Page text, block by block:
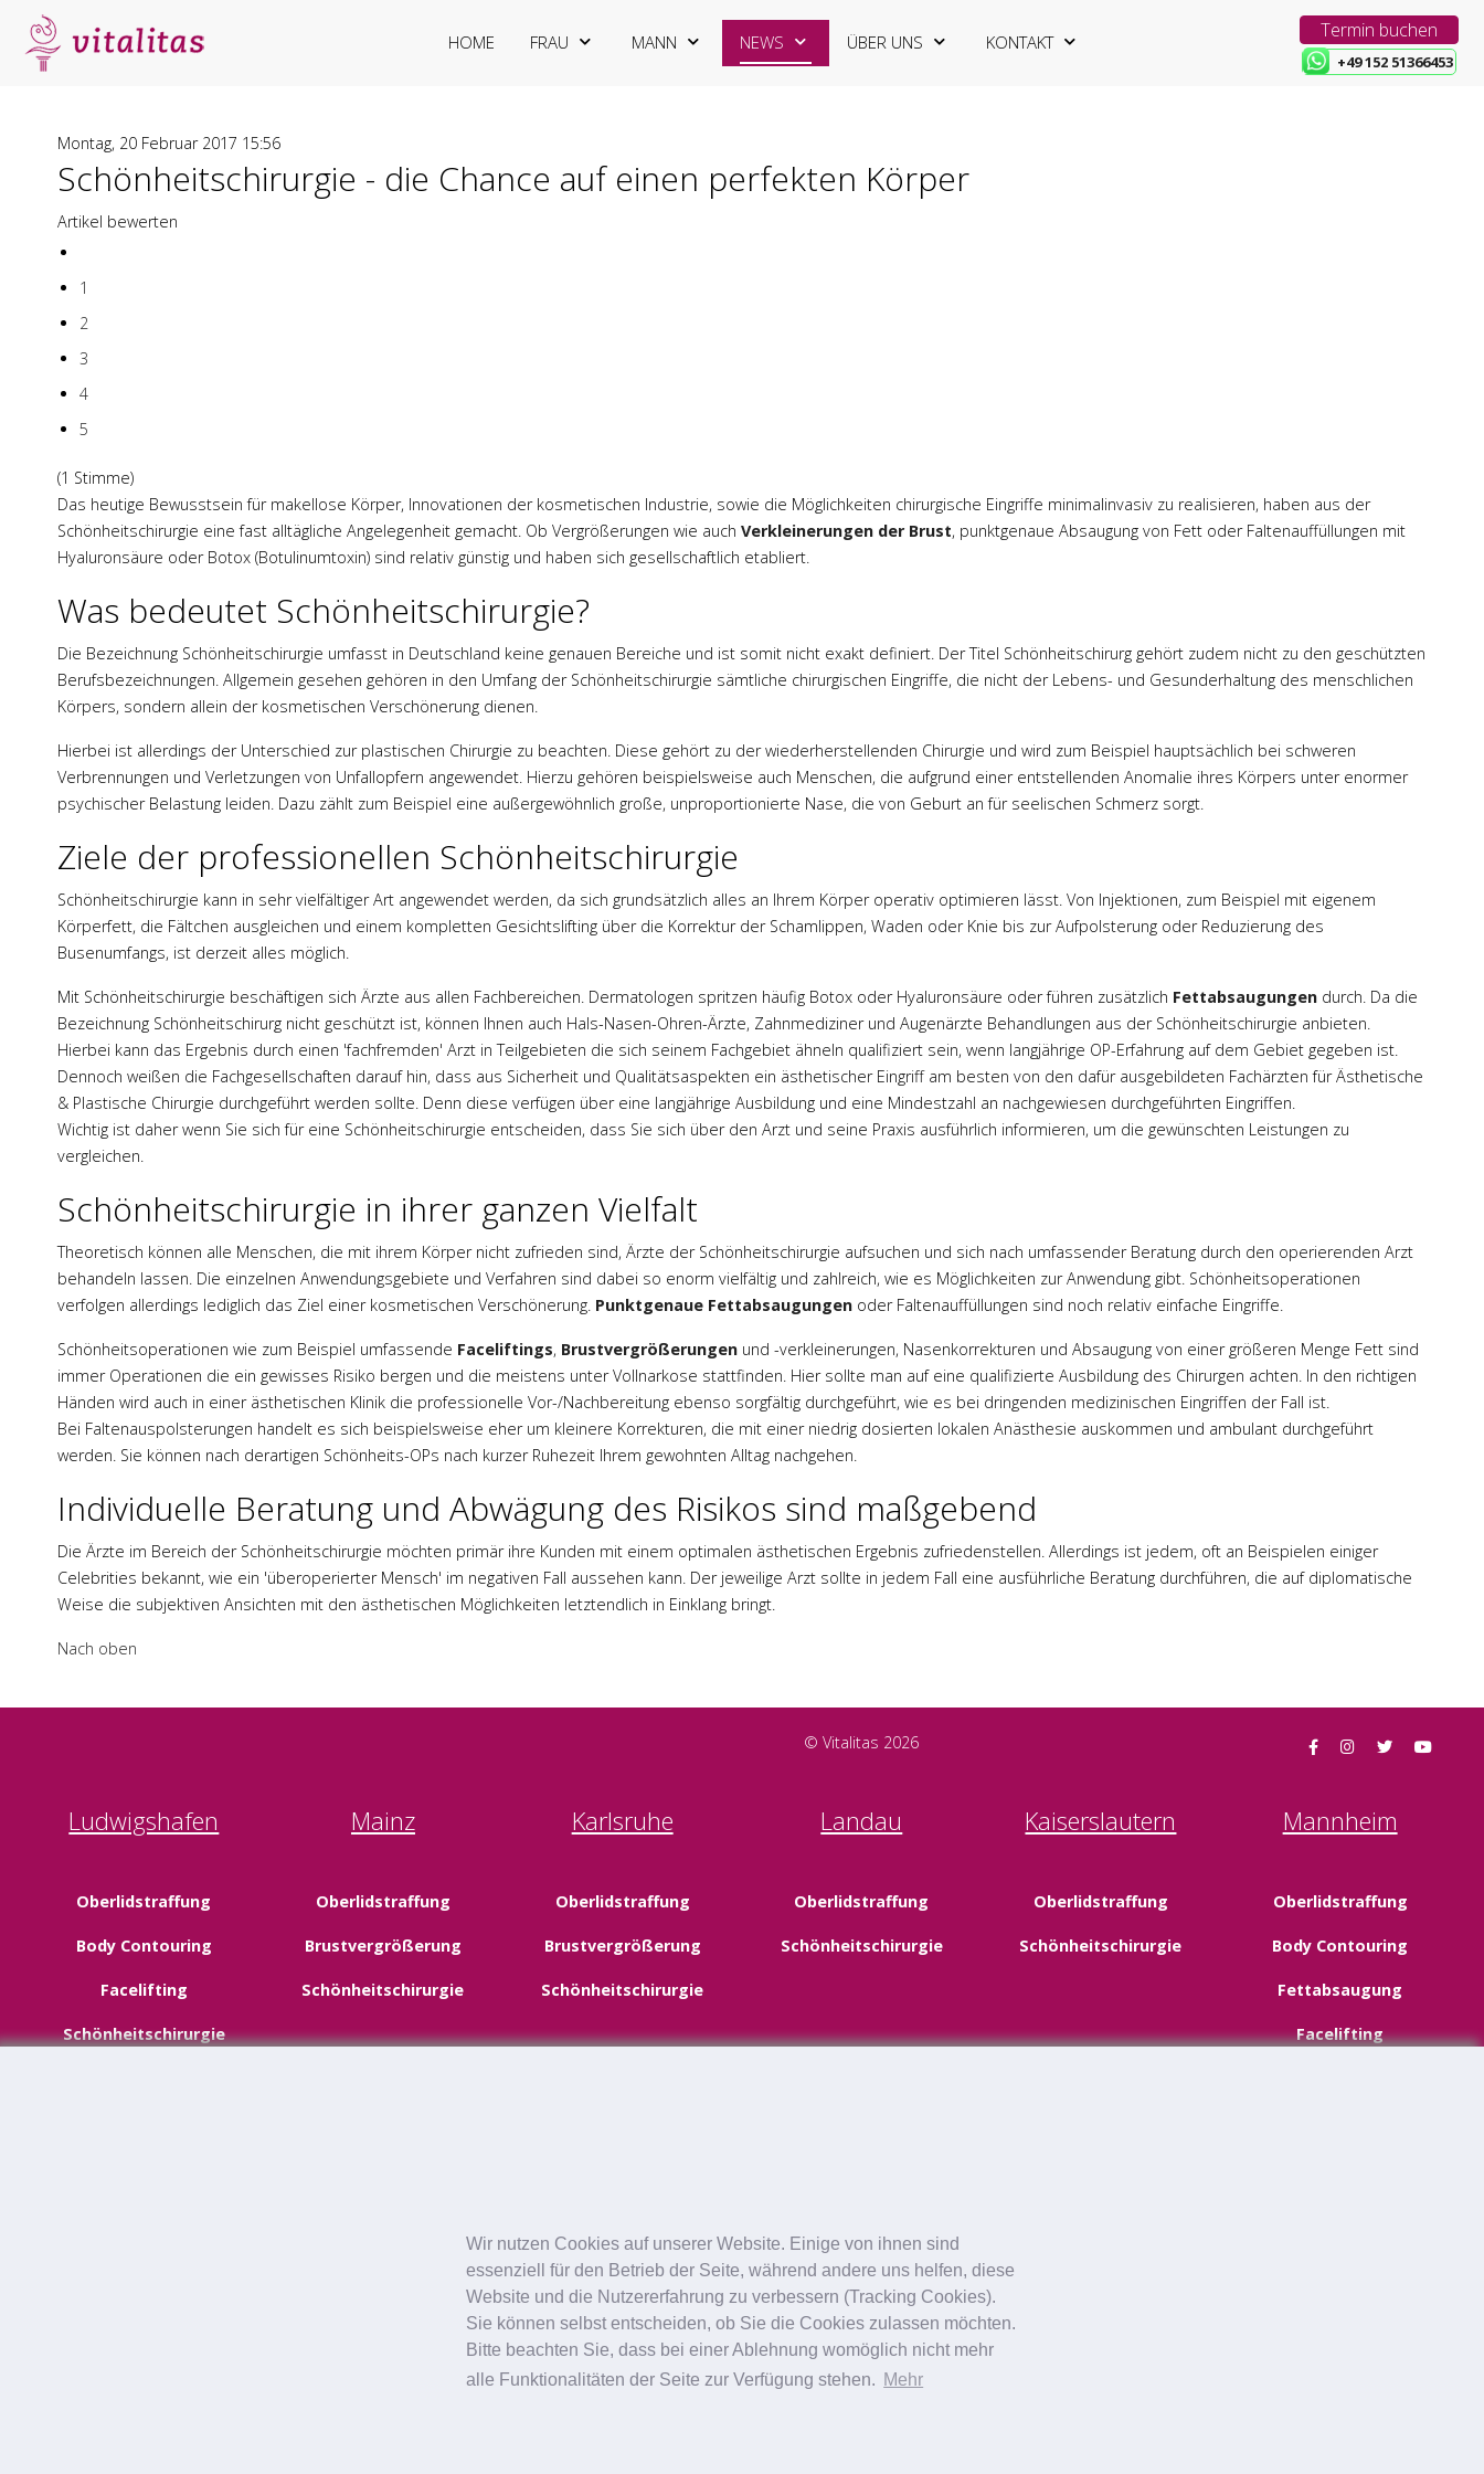
Wir nutzen Cookies auf unserer Website. Einige von ihnen sind
essenziell für den Betrieb der Seite, während andere uns helfen, diese
Website und die Nutzererfahrung zu verbessern (Tracking Cookies).
Sie können selbst entscheiden, ob Sie die Cookies zulassen möchten.
Bitte beachten Sie, dass bei einer Ablehnung womöglich nicht mehr
alle Funktionalitäten der Seite zur Verfügung stehen. Mehr
HOME FRAU MANN NEWS ÜBER UNS KONTAKT
Termin buchen
+49 152 51366453
Montag, 20 Februar 2017 15:56
Schönheitschirurgie - die Chance auf einen perfekten Körper
Artikel bewerten
1
2
3
4
5
(1 Stimme)
Das heutige Bewusstsein für makellose Körper, Innovationen der kosmetischen Industrie, sowie die Möglichkeiten chirurgische Eingriffe minimalinvasiv zu realisieren, haben aus der
Schönheitschirurgie eine fast alltägliche Angelegenheit gemacht. Ob Vergrößerungen wie auch Verkleinerungen der Brust, punktgenaue Absaugung von Fett oder Faltenauffüllungen mit
Hyaluronsäure oder Botox (Botulinumtoxin) sind relativ günstig und haben sich gesellschaftlich etabliert.
Was bedeutet Schönheitschirurgie?
Die Bezeichnung Schönheitschirurgie umfasst in Deutschland keine genauen Bereiche und ist somit nicht exakt definiert. Der Titel Schönheitschirurg gehört zudem nicht zu den geschützten
Berufsbezeichnungen. Allgemein gesehen gehören in den Umfang der Schönheitschirurgie sämtliche chirurgischen Eingriffe, die nicht der Lebens- und Gesunderhaltung des menschlichen
Körpers, sondern allein der kosmetischen Verschönerung dienen.
Hierbei ist allerdings der Unterschied zur plastischen Chirurgie zu beachten. Diese gehört zu der wiederherstellenden Chirurgie und wird zum Beispiel hauptsächlich bei schweren
Verbrennungen und Verletzungen von Unfallopfern angewendet. Hierzu gehören beispielsweise auch Menschen, die aufgrund einer entstellenden Anomalie ihres Körpers unter enormer
psychischer Belastung leiden. Dazu zählt zum Beispiel eine außergewöhnlich große, unproportionierte Nase, die von Geburt an für seelischen Schmerz sorgt.
Ziele der professionellen Schönheitschirurgie
Schönheitschirurgie kann in sehr vielfältiger Art angewendet werden, da sich grundsätzlich alles an Ihrem Körper operativ optimieren lässt. Von Injektionen, zum Beispiel mit eigenem
Körperfett, die Fältchen ausgleichen und einem kompletten Gesichtslifting über die Korrektur der Schamlippen, Waden oder Knie bis zur Aufpolsterung oder Reduzierung des
Busenumfangs, ist derzeit alles möglich.
Mit Schönheitschirurgie beschäftigen sich Ärzte aus allen Fachbereichen. Dermatologen spritzen häufig Botox oder Hyaluronsäure oder führen zusätzlich Fettabsaugungen durch. Da die
Bezeichnung Schönheitschirurg nicht geschützt ist, können Ihnen auch Hals-Nasen-Ohren-Ärzte, Zahnmediziner und Augenärzte Behandlungen aus der Schönheitschirurgie anbieten.
Hierbei kann das Ergebnis durch einen 'fachfremden' Arzt in Teilgebieten die sich seinem Fachgebiet ähneln qualifiziert sein, wenn langjährige OP-Erfahrung auf dem Gebiet gegeben ist.
Dennoch weißen die Fachgesellschaften darauf hin, dass aus Sicherheit und Qualitätsaspekten ein ästhetischer Eingriff am besten von den dafür ausgebildeten Fachärzten für Ästhetische
& Plastische Chirurgie durchgeführt werden sollte. Denn diese verfügen über eine langjährige Ausbildung und eine Mindestzahl an nachgewiesen durchgeführten Eingriffen.
Wichtig ist daher wenn Sie sich für eine Schönheitschirurgie entscheiden, dass Sie sich über den Arzt und seine Praxis ausführlich informieren, um die gewünschten Leistungen zu
vergleichen.
Schönheitschirurgie in ihrer ganzen Vielfalt
Theoretisch können alle Menschen, die mit ihrem Körper nicht zufrieden sind, Ärzte der Schönheitschirurgie aufsuchen und sich nach umfassender Beratung durch den operierenden Arzt
behandeln lassen. Die einzelnen Anwendungsgebiete und Verfahren sind dabei so enorm vielfältig und zahlreich, wie es Möglichkeiten zur Anwendung gibt. Schönheitsoperationen
verfolgen allerdings lediglich das Ziel einer kosmetischen Verschönerung. Punktgenaue Fettabsaugungen oder Faltenauffüllungen sind noch relativ einfache Eingriffe.
Schönheitsoperationen wie zum Beispiel umfassende Faceliftings, Brustvergrößerungen und -verkleinerungen, Nasenkorrekturen und Absaugung von einer größeren Menge Fett sind
immer Operationen die ein gewisses Risiko bergen und die meistens unter Vollnarkose stattfinden. Hier sollte man auf eine qualifizierte Ausbildung des Chirurgen achten. In den richtigen
Händen wird auch in einer ästhetischen Klinik die professionelle Vor-/Nachbereitung ebenso sorgfältig durchgeführt, wie es bei dringenden medizinischen Eingriffen der Fall ist.
Bei Faltenauspolsterungen handelt es sich beispielsweise eher um kleinere Korrekturen, die mit einer niedrig dosierten lokalen Anästhesie auskommen und ambulant durchgeführt
werden. Sie können nach derartigen Schönheits-OPs nach kurzer Ruhezeit Ihrem gewohnten Alltag nachgehen.
Individuelle Beratung und Abwägung des Risikos sind maßgebend
Die Ärzte im Bereich der Schönheitschirurgie möchten primär ihre Kunden mit einem optimalen ästhetischen Ergebnis zufriedenstellen. Allerdings ist jedem, oft an Beispielen einiger
Celebrities bekannt, wie ein 'überoperierter Mensch' im negativen Fall aussehen kann. Der jeweilige Arzt sollte in jedem Fall eine ausführliche Beratung durchführen, die auf diplomatische
Weise die subjektiven Ansichten mit den ästhetischen Möglichkeiten letztendlich in Einklang bringt.
Nach oben
© Vitalitas 2026
Ludwigshafen
Oberlidstraffung
Body Contouring
Facelifting
Schönheitschirurgie
Mainz
Oberlidstraffung
Brustvergrößerung
Schönheitschirurgie
Karlsruhe
Oberlidstraffung
Brustvergrößerung
Schönheitschirurgie
Landau
Oberlidstraffung
Schönheitschirurgie
Kaiserslautern
Oberlidstraffung
Schönheitschirurgie
Mannheim
Oberlidstraffung
Body Contouring
Fettabsaugung
Facelifting